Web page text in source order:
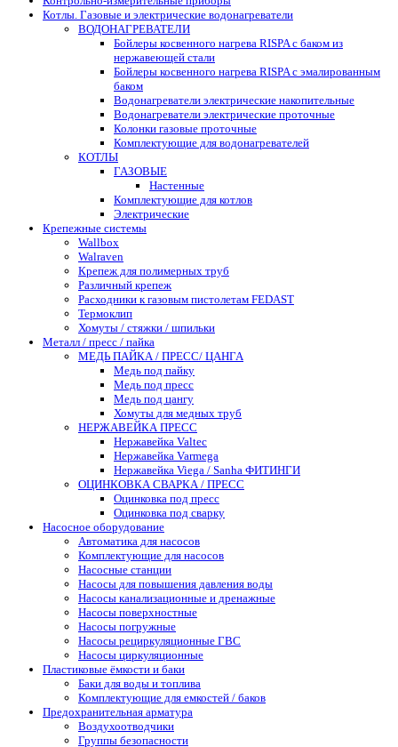
Котлы. Газовые и электрические водонагреватели
ВОДОНАГРЕВАТЕЛИ
Бойлеры косвенного нагрева RISPA с баком из
нержавеющей стали
Бойлеры косвенного нагрева RISPA с эмалированным
баком
Водонагреватели электрические накопительные
Водонагреватели электрические проточные
Колонки газовые проточные
Комплектующие для водонагревателей
КОТЛЫ
ГАЗОВЫЕ
Настенные
Комплектующие для котлов
Электрические
Крепежные системы
Wallbox
Walraven
Крепеж для полимерных труб
Различный крепеж
Расходники к газовым пистолетам FEDAST
Термоклип
Хомуты / стяжки / шпильки
Металл / пресс / пайка
МЕДЬ ПАЙКА / ПРЕСС/ ЦАНГА
Медь под пайку
Медь под пресс
Медь под цангу
Хомуты для медных труб
НЕРЖАВЕЙКА ПРЕСС
Нержавейка Valtec
Нержавейка Varmega
Нержавейка Viega / Sanha ФИТИНГИ
ОЦИНКОВКА СВАРКА / ПРЕСС
Оцинковка под пресс
Оцинковка под сварку
Насосное оборудование
Автоматика для насосов
Комплектующие для насосов
Насосные станции
Насосы для повышения давления воды
Насосы канализационные и дренажные
Насосы поверхностные
Насосы погружные
Насосы рециркуляционные ГВС
Насосы циркуляционные
Пластиковые ёмкости и баки
Баки для воды и топлива
Комплектующие для емкостей / баков
Предохранительная арматура
Воздухоотводчики
Группы безопасности